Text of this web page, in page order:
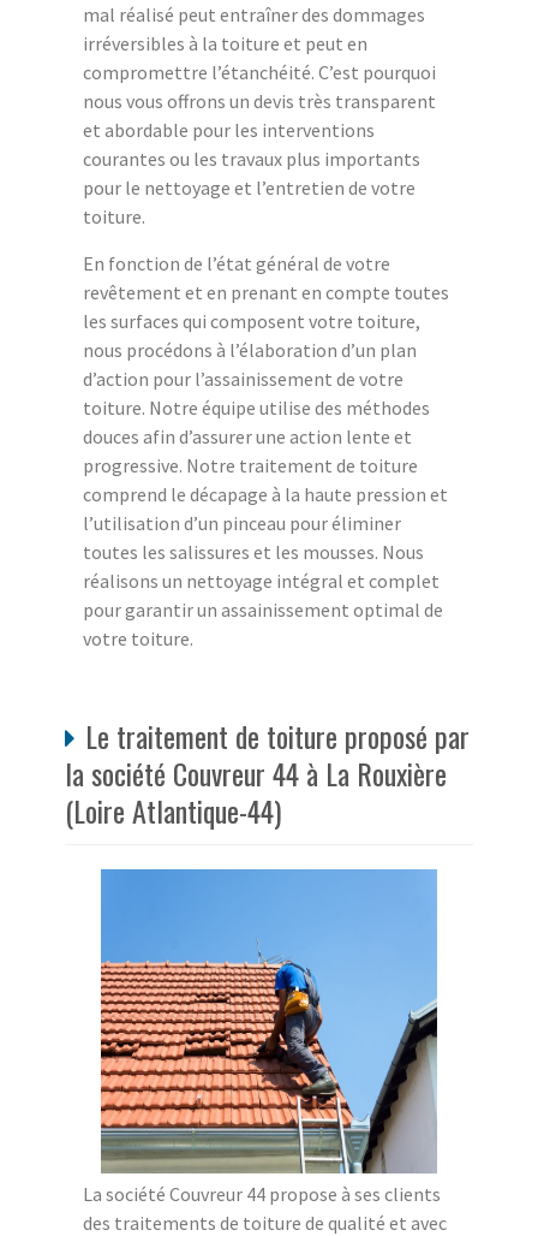
mal réalisé peut entraîner des dommages
irréversibles à la toiture et peut en
compromettre l’étanchéité. C’est pourquoi
nous vous offrons un devis très transparent
et abordable pour les interventions
courantes ou les travaux plus importants
pour le nettoyage et l’entretien de votre
toiture.
En fonction de l’état général de votre
revêtement et en prenant en compte toutes
les surfaces qui composent votre toiture,
nous procédons à l’élaboration d’un plan
d’action pour l’assainissement de votre
toiture. Notre équipe utilise des méthodes
douces afin d’assurer une action lente et
progressive. Notre traitement de toiture
comprend le décapage à la haute pression et
l’utilisation d’un pinceau pour éliminer
toutes les salissures et les mousses. Nous
réalisons un nettoyage intégral et complet
pour garantir un assainissement optimal de
votre toiture.
Le traitement de toiture proposé par
la société Couvreur 44 à La Rouxière
(Loire Atlantique-44)
La société Couvreur 44 propose à ses clients
des traitements de toiture de qualité et avec